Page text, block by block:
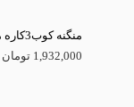
منگنه کوب3کاره مدلNTS-1172 نووا
1,932,000 تومان